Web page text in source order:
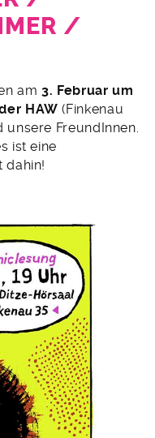
/
am3. Februar um
HAW (Finkenau
unsere FreundInnen.
ist eine
dahin!